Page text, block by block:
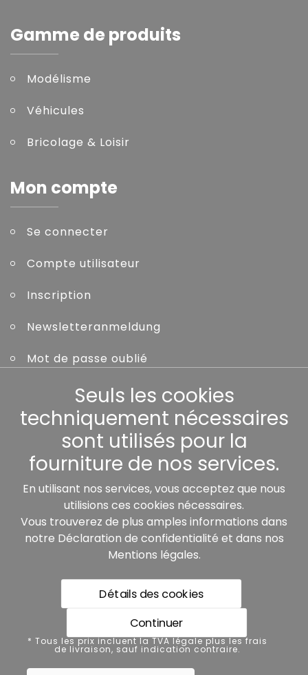
Gamme de produits
Modélisme
Véhicules
Bricolage & Loisir
Mon compte
Se connecter
Compte utilisateur
Inscription
Newsletteranmeldung
Mot de passe oublié
Nos partenaires:
* Tous les prix incluent la TVA légale plus les frais de
livraison, sauf indication contraire.
Protection des données
Mentions légales
Seuls les cookies
techniquement nécessaires
sont utilisés pour la
fourniture de nos services.
En utilisant nos services, vous acceptez que nous
utilisions ces cookies nécessaires.
Vous trouverez de plus amples informations dans
notre Déclaration de confidentialité et dans nos
Mentions légales.
Détails des cookies
Continuer
* Tous les prix incluent la TVA légale plus les frais
de livraison, sauf indication contraire.